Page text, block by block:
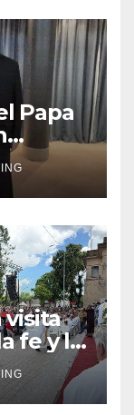
Papa
visita
fe y la